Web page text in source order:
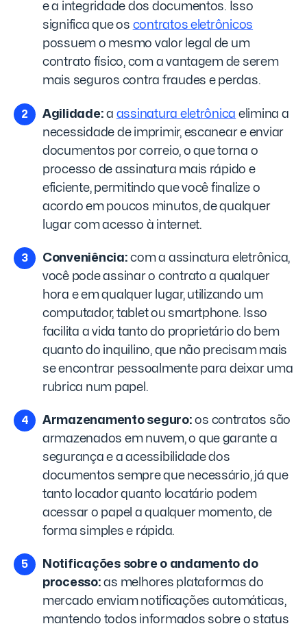
e a integridade dos documentos. Isso
significa que os contratos eletrônicos
possuem o mesmo valor legal de um
contrato físico, com a vantagem de serem
mais seguros contra fraudes e perdas.
Agilidade: a assinatura eletrônica elimina a
necessidade de imprimir, escanear e enviar
documentos por correio, o que torna o
processo de assinatura mais rápido e
eficiente, permitindo que você finalize o
acordo em poucos minutos, de qualquer
lugar com acesso à internet.
Conveniência: com a assinatura eletrônica,
você pode assinar o contrato a qualquer
hora e em qualquer lugar, utilizando um
computador, tablet ou smartphone. Isso
facilita a vida tanto do proprietário do bem
quanto do inquilino, que não precisam mais
se encontrar pessoalmente para deixar uma
rubrica num papel.
Armazenamento seguro: os contratos são
armazenados em nuvem, o que garante a
segurança e a acessibilidade dos
documentos sempre que necessário, já que
tanto locador quanto locatário podem
acessar o papel a qualquer momento, de
forma simples e rápida.
Notificações sobre o andamento do
processo: as melhores plataformas do
mercado enviam notificações automáticas,
mantendo todos informados sobre o status